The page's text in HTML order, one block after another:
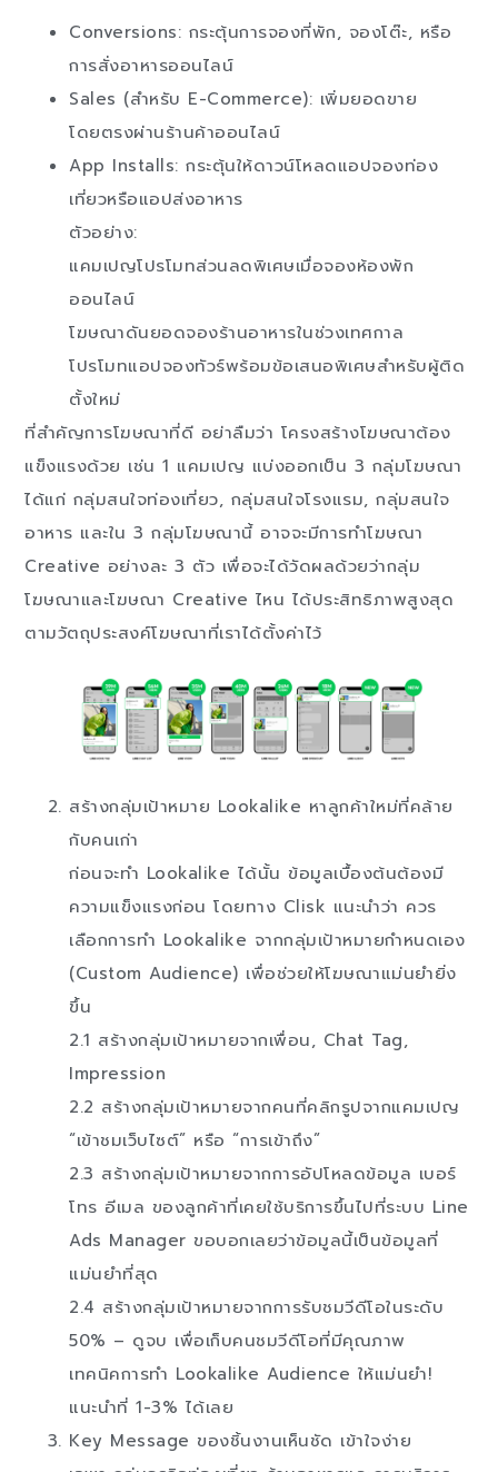
Conversions: กระตุ้นการจองที่พัก, จองโต๊ะ, หรือ
การสั่งอาหารออนไลน์
Sales (สำหรับ E-Commerce): เพิ่มยอดขาย
โดยตรงผ่านร้านค้าออนไลน์
App Installs: กระตุ้นให้ดาวน์โหลดแอปจองท่อง
เที่ยวหรือแอปส่งอาหาร
ตัวอย่าง:
แคมเปญโปรโมทส่วนลดพิเศษเมื่อจองห้องพัก
ออนไลน์
โฆษณาดันยอดจองร้านอาหารในช่วงเทศกาล
โปรโมทแอปจองทัวร์พร้อมข้อเสนอพิเศษสำหรับผู้ติด
ตั้งใหม่
ที่สำคัญการโฆษณาที่ดี อย่าลืมว่า โครงสร้างโฆษณาต้อง
แข็งแรงด้วย เช่น 1 แคมเปญ แบ่งออกเป็น 3 กลุ่มโฆษณา
ได้แก่ กลุ่มสนใจท่องเที่ยว, กลุ่มสนใจโรงแรม, กลุ่มสนใจ
อาหาร และใน 3 กลุ่มโฆษณานี้ อาจจะมีการทำโฆษณา
Creative อย่างละ 3 ตัว เพื่อจะได้วัดผลด้วยว่ากลุ่ม
โฆษณาและโฆษณา Creative ไหน ได้ประสิทธิภาพสูงสุด
ตามวัตถุประสงค์โฆษณาที่เราได้ตั้งค่าไว้
สร้างกลุ่มเป้าหมาย Lookalike หาลูกค้าใหม่ที่คล้าย
กับคนเก่า
ก่อนจะทำ Lookalike ได้นั้น ข้อมูลเบื้องต้นต้องมี
ความแข็งแรงก่อน โดยทาง Clisk แนะนำว่า ควร
เลือกการทำ Lookalike จากกลุ่มเป้าหมายกำหนดเอง
(Custom Audience) เพื่อช่วยให้โฆษณาแม่นยำยิ่ง
ขึ้น
2.1 สร้างกลุ่มเป้าหมายจากเพื่อน, Chat Tag,
Impression
2.2 สร้างกลุ่มเป้าหมายจากคนที่คลิกรูปจากแคมเปญ
“เข้าชมเว็บไซต์” หรือ “การเข้าถึง”
2.3 สร้างกลุ่มเป้าหมายจากการอัปโหลดข้อมูล เบอร์
โทร อีเมล ของลูกค้าที่เคยใช้บริการขึ้นไปที่ระบบ Line
Ads Manager ขอบอกเลยว่าข้อมูลนี้เป็นข้อมูลที่
แม่นยำที่สุด
2.4 สร้างกลุ่มเป้าหมายจากการรับชมวีดีโอในระดับ
50% – ดูจบ เพื่อเก็บคนชมวีดีโอที่มีคุณภาพ
เทคนิคการทำ Lookalike Audience ให้แม่นยำ!
แนะนำที่ 1-3% ได้เลย
Key Message ของชิ้นงานเห็นชัด เข้าใจง่าย